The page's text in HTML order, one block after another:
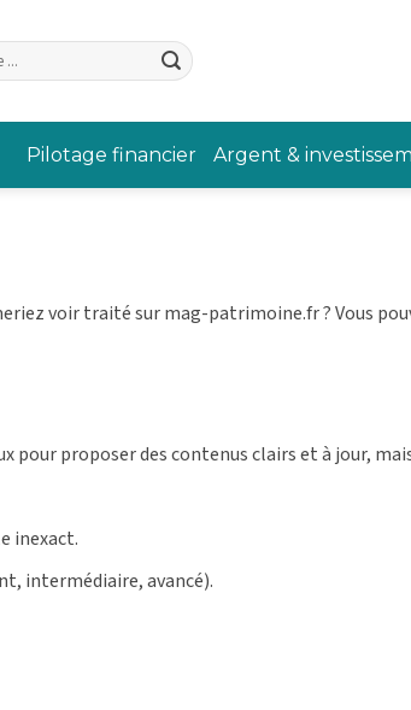
Pilotage financier Argent &
voir traité sur mag-patrimoine.fr ? Vous
proposer des contenus clairs et à jour,
inexact.
intermédiaire, avancé).